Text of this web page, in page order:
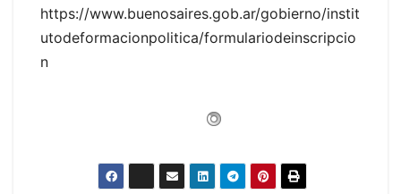
https://www.buenosaires.gob.ar/gobierno/instit
utodeformacionpolitica/formulariodeinscripcio
n